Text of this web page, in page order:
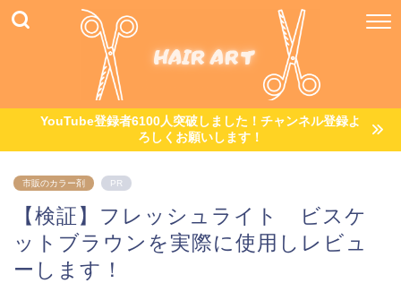
YouTube登録者6100人突破しました！チャンネル登録よ
ろしくお願いします！
市販のカラー剤 PR
【検証】フレッシュライト ビスケ
ットブラウンを実際に使用しレビュ
ーします！